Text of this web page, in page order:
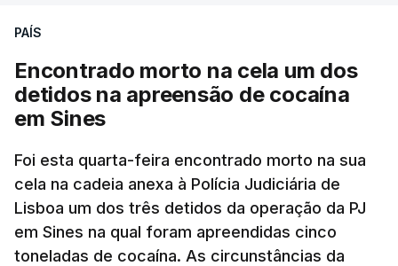
No domingo, estavam concluídos cerca de 50 por
cento dos mais de 20 mil pedidos de reapreciação,
mas Cristina Mota, porta-voz da Missão Escola
Pública, tem dúvidas de que o processo esteja
"Durante o fim de semana e nos últimos dias,
apercebamo-nos que ainda estão a ser
convocados professores para reapreciações"
disse a professora à agência Lusa."Será
PAÍS
Encontrado morto na cela um dos
detidos na apreensão de cocaína
em Sines
Foi esta quarta-feira encontrado morto na sua
cela na cadeia anexa à Polícia Judiciária de
Lisboa um dos três detidos da operação da PJ
em Sines na qual foram apreendidas cinco
toneladas de cocaína. As circunstâncias da